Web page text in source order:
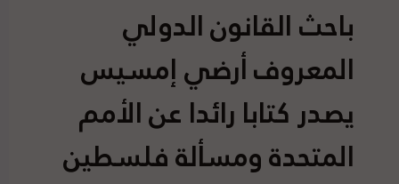
باحث القانون الدولي
المعروف أرضي إمسيس
يصدر كتابا رائدا عن الأمم
المتحدة ومسألة فلسطين